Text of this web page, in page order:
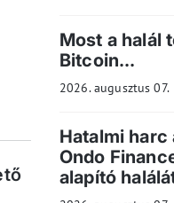
Most a halál
Bitcoin...
2026. augusztus 07.
Hatalmi harc
Ondo
alapító